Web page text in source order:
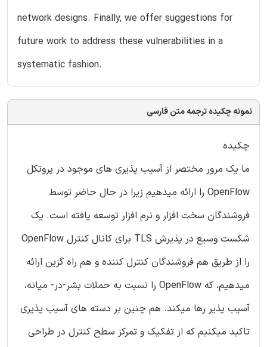
network designs. Finally, we offer suggestions for
future work to address these vulnerabilities in a
systematic fashion.
نمونه چکیده ترجمه متن فارسی
چکیده
ما یک مرور مختصر از آسیب پذیری های موجود در پروتکل
OpenFlow را ارائه میدهیم زیرا در حال حاضر توسط
فروشندگان سخت افزار و نرم افزار توسعه یافته است. یک
شکست وسیع در پذیرش TLS برای کانال کنترل OpenFlow
را از طریق هم فروشندگان کنترل کننده و هم راه گزین ارائه
میدهیم، که OpenFlow را نسبت به حملات بشر-در- میانه،
آسیب پذیر رها میکند. هم چنین بر دسته های آسیب پذیری
تاکید میکنیم که از تفکیک و تمرکز سطح کنترل در طراحی